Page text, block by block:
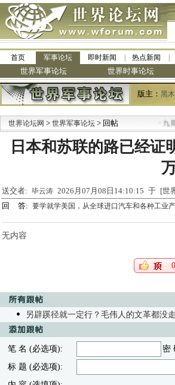
首页 军事论坛 即时新闻 热点新闻
世界军事论坛 世界时事论坛
版主： 黑
世界论坛网 > 世界军事论坛 > 回帖 九阳
日本和苏联的路已经证
送交者: 毕云涛 2026月07月08日14:10:15 于 [世
回 答: 要学就学美国，从全球进口汽车和各种工业
无内容
另辟蹊径就一定行？毛伟人的文革都没
笔 名 (必选项):
密
标 题 (必选项):